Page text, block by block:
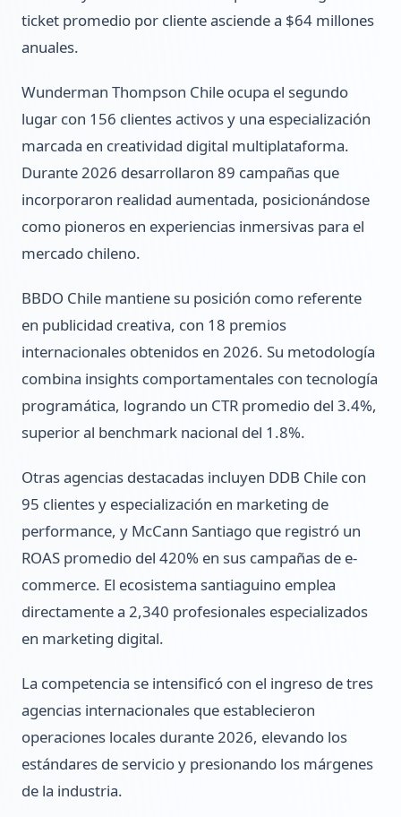
ticket promedio por cliente asciende a $64 millones
anuales.
Wunderman Thompson Chile ocupa el segundo
lugar con 156 clientes activos y una especialización
marcada en creatividad digital multiplataforma.
Durante 2026 desarrollaron 89 campañas que
incorporaron realidad aumentada, posicionándose
como pioneros en experiencias inmersivas para el
mercado chileno.
BBDO Chile mantiene su posición como referente
en publicidad creativa, con 18 premios
internacionales obtenidos en 2026. Su metodología
combina insights comportamentales con tecnología
programática, logrando un CTR promedio del 3.4%,
superior al benchmark nacional del 1.8%.
Otras agencias destacadas incluyen DDB Chile con
95 clientes y especialización en marketing de
performance, y McCann Santiago que registró un
ROAS promedio del 420% en sus campañas de e-
commerce. El ecosistema santiaguino emplea
directamente a 2,340 profesionales especializados
en marketing digital.
La competencia se intensificó con el ingreso de tres
agencias internacionales que establecieron
operaciones locales durante 2026, elevando los
estándares de servicio y presionando los márgenes
de la industria.